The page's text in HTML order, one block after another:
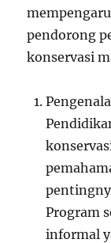
pendorong
konservasi
Program
informal